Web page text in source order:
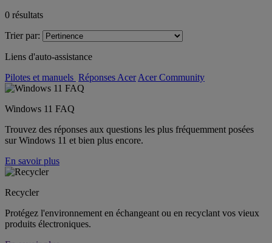
0 résultats
Trier par:
Liens d'auto-assistance
Pilotes et manuels Réponses Acer Acer Community
Windows 11 FAQ
Trouvez des réponses aux questions les plus fréquemment posées
sur Windows 11 et bien plus encore.
En savoir plus
Recycler
Protégez l'environnement en échangeant ou en recyclant vos vieux
produits électroniques.